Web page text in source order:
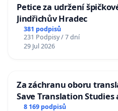
Petice za udržení
Jindřichův Hradec
381 podpisů
231 Podpisy / 7 dní
29 Jul 2026
Za záchranu oboru
Save Translation
Charles University
8 169 podpisů